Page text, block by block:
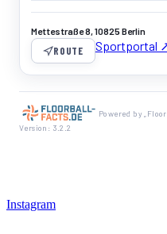
Mettestraße 8, 10825 Berlin
ROUTE Sportportal
Powered by
Version: 3.2.2
Instagram